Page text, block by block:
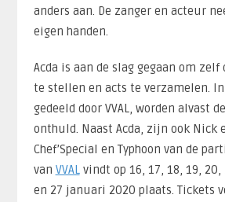
anders aan. De zanger en acteur
eigen handen.
Acda is aan de slag gegaan om
te stellen en acts te verzamelen. In
gedeeld door VVAL, worden alvast
onthuld. Naast Acda, zijn ook Nick
Chef’Special en Typhoon van de
van VVALvindt op 16, 17, 18, 19, 20,
en 27 januari 2020 plaats. Tickets